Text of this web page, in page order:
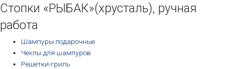
Стопки «РЫБАК»(хрусталь), ручная
работа
Шампуры подарочные
Чехлы для шампуров
Решетки-гриль